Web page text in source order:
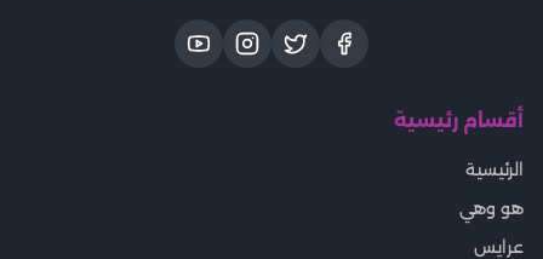
أقسام رئيسية
الرئيسية
هو وهي
عرايس